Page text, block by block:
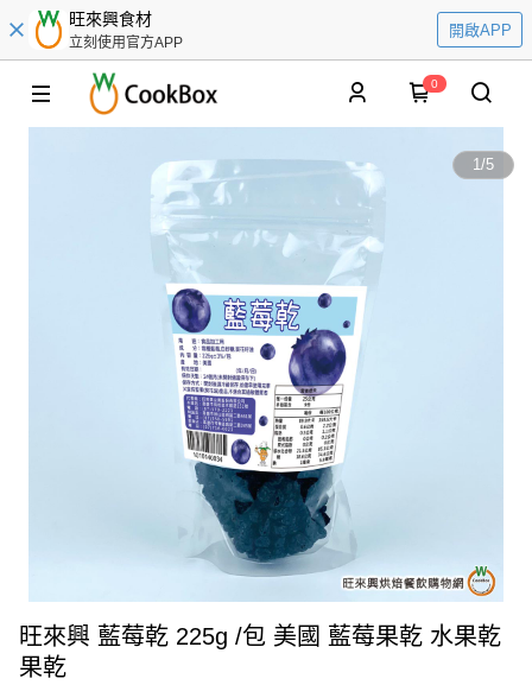
旺來興食材
立刻使用官方APP
開啟APP
0
1/5
旺來興 藍莓乾 225g /包 美國 藍莓果乾 水果乾
果乾